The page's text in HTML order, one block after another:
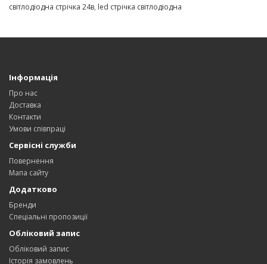
світлодіодна стрічка 24в, led стрічка світлодіодна
Інформація
Про нас
Доставка
Контакти
Умови співпраці
Сервісні служби
Повернення
Мапа сайту
Додатково
Бренди
Спеціальні пропозиції
Обліковий запис
Обліковий запис
Історія замовлень